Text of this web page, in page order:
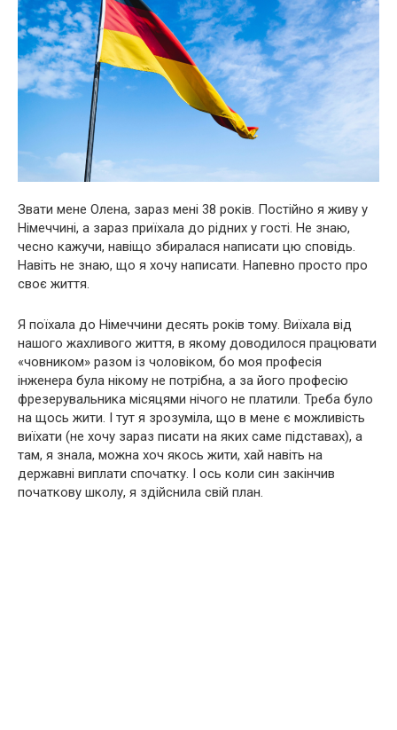
Звати мене Олена, зараз мені 38 років. Постійно я живу у
Німеччині, а зараз приїхала до рідних у гості. Не знаю,
чесно кажучи, навіщо збиралася написати цю сповідь.
Навіть не знаю, що я хочу написати. Напевно просто про
своє життя.
Я поїхала до Німеччини десять років тому. Виїхала від
нашого жахливого життя, в якому доводилося працювати
«човником» разом із чоловіком, бо моя професія
інженера була нікому не потрібна, а за його професію
фрезерувальника місяцями нічого не платили. Треба було
на щось жити. І тут я зрозуміла, що в мене є можливість
виїхати (не хочу зараз писати на яких саме підставах), а
там, я знала, можна хоч якось жити, хай навіть на
державні виплати спочатку. І ось коли син закінчив
початкову школу, я здійснила свій план.